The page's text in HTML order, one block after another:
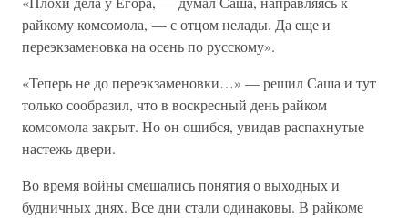
райкому комсомола, — с отцом нелады. Да еще и
переэкзаменовка на осень по русскому».
«Теперь не до переэкзаменовки…» — решил Саша и тут
только сообразил, что в воскресный день райком
комсомола закрыт. Но он ошибся, увидав распахнутые
настежь двери.
Во время войны смешались понятия о выходных и
будничных днях. Все дни стали одинаковы. В райкоме